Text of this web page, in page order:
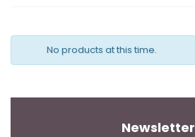
No products at this time.
Newsletter